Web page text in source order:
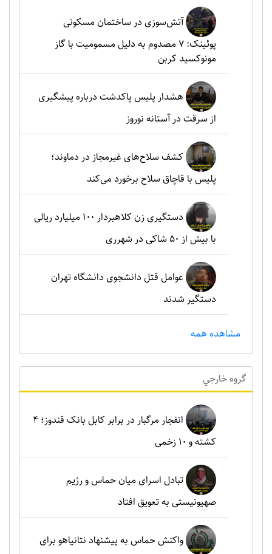
آتش‌سوزی در ساختمان مسکونی
پوئینک: 7 مصدوم به دلیل مسمومیت با گاز
مونوکسید کربن
هشدار پلیس پاکدشت درباره پیشگیری
از سرقت در آستانه نوروز
کشف سلاح‌های غیرمجاز در دماوند؛
پلیس با قاچاق سلاح برخورد می‌کند
دستگیری زن کلاهبردار ۱۰۰ میلیارد ریالی
با بیش از ۵۰ شاکی در شهرری
عوامل قتل دانشجوی دانشگاه تهران
دستگیر شدند
مشاهده همه
گروه خارجي
انفجار مرگبار در برابر کابل بانک قندوز؛ ۴
کشته و ۱۰ زخمی
تبادل اسرای میان حماس و رژیم
صهیونیستی به تعویق افتاد
واکنش حماس به پیشنهاد نتانیاهو برای